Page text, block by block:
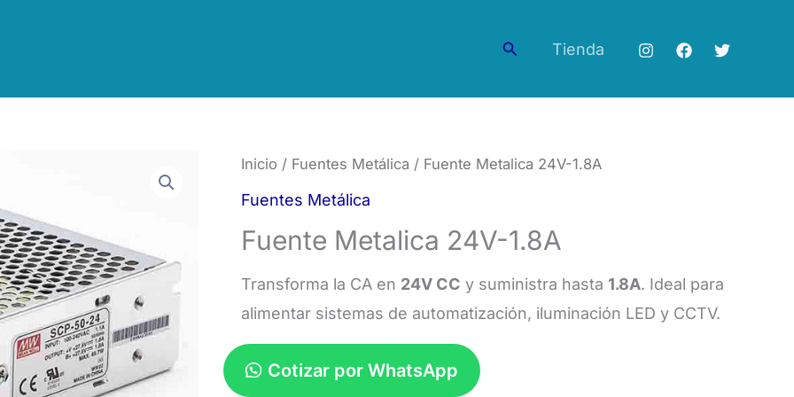
BuscarTienda
Inicio / Fuentes Metálica / Fuente Metalica 24V-1.8A
Fuentes Metálica
Fuente Metalica 24V-1.8A
Transforma la CA en 24V CC y suministra hasta 1.8A. Ideal para
alimentar sistemas de automatización, iluminación LED y CCTV.
Cotizar por WhatsApp